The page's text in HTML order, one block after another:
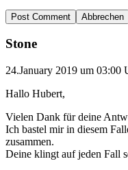
Abbrechen
Stone
24.January 2019 um 03:00
Hallo Hubert,
Vielen Dank für deine
Ich bastel mir in diesem
zusammen.
Deine klingt auf jeden Fall